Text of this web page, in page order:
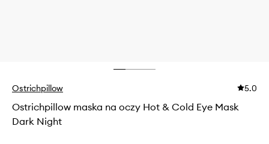
Ostrichpillow 5.0
Ostrichpillow maska na oczy Hot & Cold Eye Mask
Dark Night